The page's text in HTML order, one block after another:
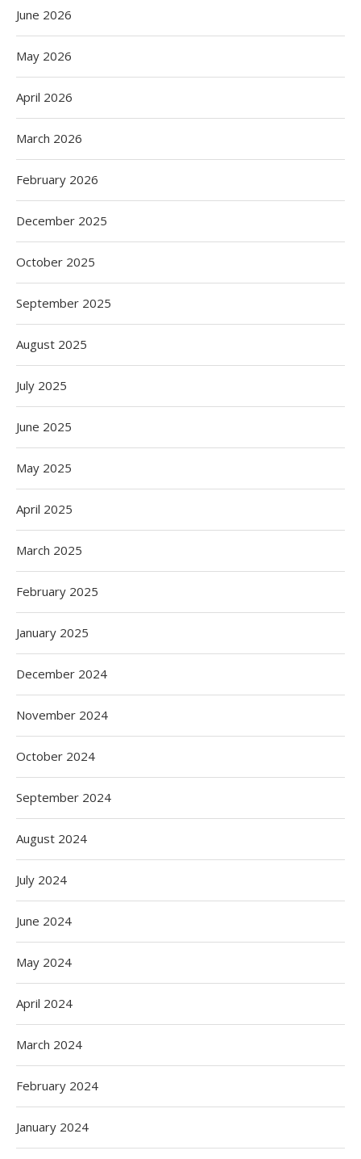
June 2026
May 2026
April 2026
March 2026
February 2026
December 2025
October 2025
September 2025
August 2025
July 2025
June 2025
May 2025
April 2025
March 2025
February 2025
January 2025
December 2024
November 2024
October 2024
September 2024
August 2024
July 2024
June 2024
May 2024
April 2024
March 2024
February 2024
January 2024